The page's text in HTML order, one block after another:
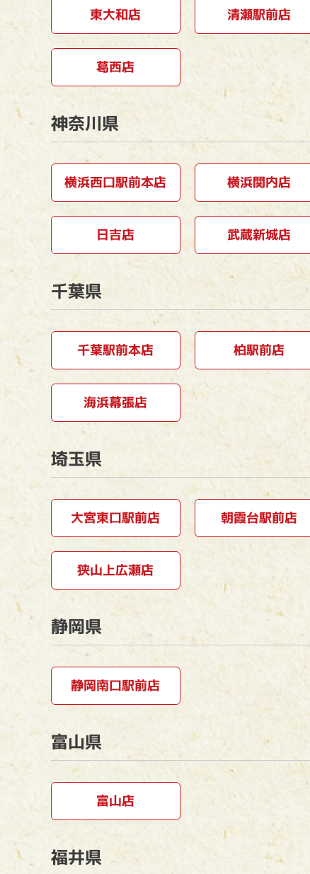
東大和店 清瀬駅前店
葛西店
神奈川県
横浜西口駅前本店 横浜関内店
日吉店 武蔵新城店
千葉県
千葉駅前本店 柏駅前店
海浜幕張店
埼玉県
大宮東口駅前店 朝霞台駅前店
狭山上広瀬店
静岡県
静岡南口駅前店
富山県
富山店
福井県